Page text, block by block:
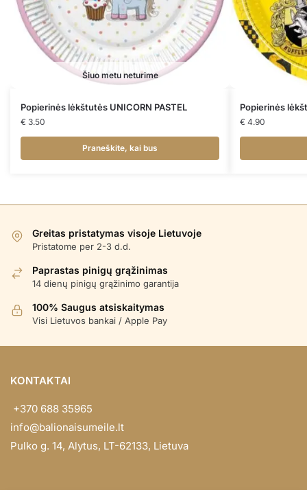
Šiuo metu neturime
Popierinės lėkštutės UNICORN PASTEL
€ 3.50
Praneškite, kai bus
Popierinės
€ 4.90
Greitas pristatymas visoje Lietuvoje
Pristatome per 2-3 d.d.
Paprastas pinigų grąžinimas
14 dienų pinigų grąžinimo garantija
100% Saugus atsiskaitymas
Visi Lietuvos bankai / Apple Pay
KONTAKTAI
+370 688 35965
info@balionaisumeile.lt
Pulko g. 14, Alytus, LT-62133, Lietuva